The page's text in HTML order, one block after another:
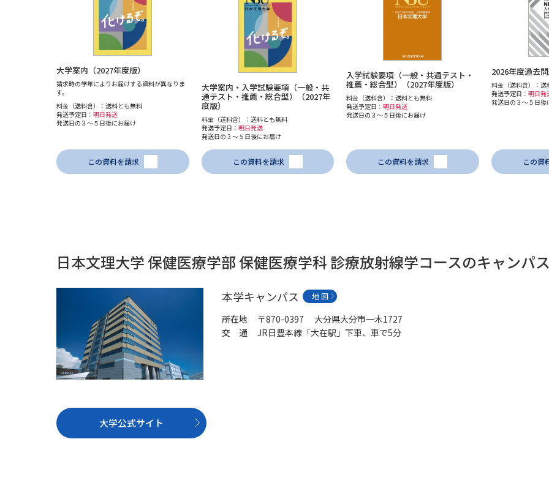
志望校・出願校を調べる
受験スケジュールを立て
テレメール全国一斉進学調査
新生活
大学で学びたい学問発見
個人情報取扱規定
大学案内（2027年度版）
請求時の学年によりお届けする資料が異なりま
す。
料金（送料含）：送料とも無料
発送予定日： 明日発送
発送日の３～５日後にお届け
この資料を請求
大学案内・入学試験要項（一般・共
通テスト・推薦・総合型）（2027年
度版）
料金（送料含）：送料とも無料
発送予定日： 明日発送
発送日の３～５日後にお届け
この資料を請求
入学試験要項（一般・共通テスト・
推薦・総合型）（2027年度版）
料金（送料含）：送料とも無料
発送予定日： 明日発送
発送日の３～５日後にお届け
この資料を請求
2026年度過去
料金（送料含）：送
発送予定日： 明日発
発送日の３～５日後
この資
日本文理大学 保健医療学部 保健医療学科 診療放射線学コースのキャンパス
本学キャンパス 地 図
所在地
〒870-0397 大分県大分市一木1727
交 通
JR日豊本線「大在駅」下車、車で5分
大学公式サイト